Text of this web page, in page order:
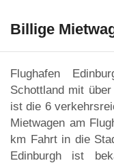
Billige
Flughafen
Schottland mit
ist die 6
Mietwagen am
km Fahrt in die
Edinburgh ist